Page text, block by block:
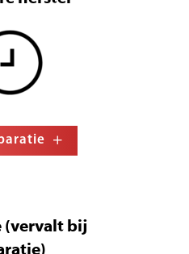
(vervalt bij